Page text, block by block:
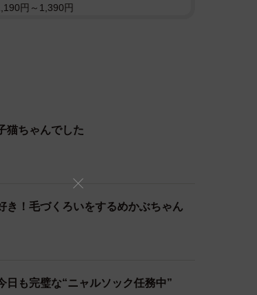
画像提供：硝子さん）
の合う猫を探しに譲渡会を訪れた飼
円～1,390円
猫ちゃんでした
き！毛づくろいをするめかぶちゃん
日も完璧な“ニャルソック任務中”